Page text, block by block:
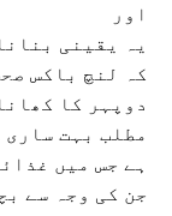
اور
یہ یقینی
کہ لنچ باکس
دوپہر کا
مطلب بہت
ہے جس میں
جن کی وجہ سے